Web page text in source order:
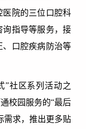
医院的三位口腔科
询指导等服务，接
、口腔疾病防治等
”社区系列活动之
校园服务的“最后
需求，推出更多贴